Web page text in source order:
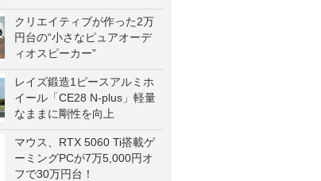
クリエイティブが作った2万
円台の“小さなピュアオーデ
ィオスピーカー”
レイズ鍛造1ピースアルミホ
イール「CE28 N-plus」軽量
なままに剛性を向上
マウス、RTX 5060 Ti搭載ゲ
ーミングPCが7万5,000円オ
フで30万円台！